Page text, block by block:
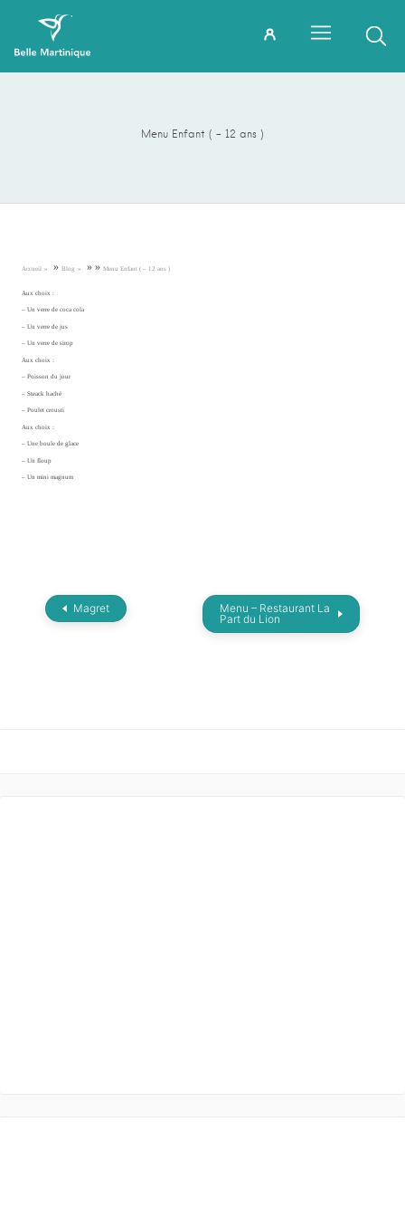
Menu Enfant ( – 12 ans )
Accueil » Blog » » Menu Enfant ( – 12 ans )
Aux choix :
– Un verre de coca cola
– Un verre de jus
– Un verre de sirop
Aux choix :
– Poisson du jour
– Steack haché
– Poulet crousti
Aux choix :
– Une boule de glace
– Un floup
– Un mini magnum
Magret
Menu – Restaurant La
Part du Lion